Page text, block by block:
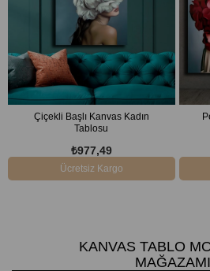
Çiçekli Başlı Kanvas Kadın
Tablosu
₺977,49
Ücretsiz Kargo
KANVAS TABLO